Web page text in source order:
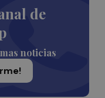
de
noticias